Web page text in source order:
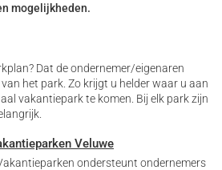
mogelijkheden.
Dat de ondernemer/eigenaren
het park. Zo krijgt u helder waar u aan
vakantiepark te komen. Bij elk park zijn
Veluwe
ondersteunt ondernemers